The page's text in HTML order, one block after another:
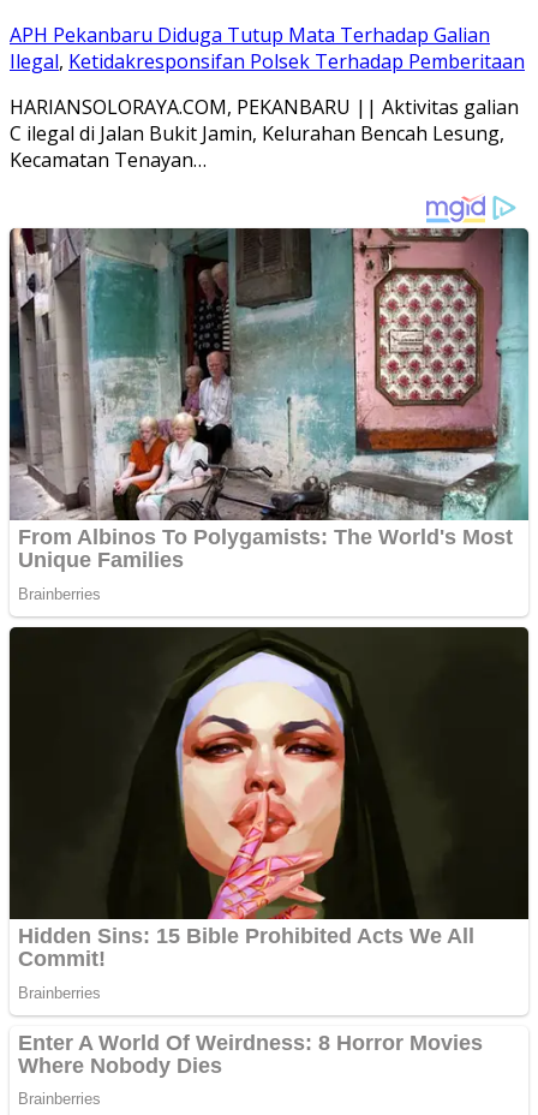
APH Pekanbaru Diduga Tutup Mata Terhadap Galian
Ilegal, Ketidakresponsifan Polsek Terhadap Pemberitaan
HARIANSOLORAYA.COM, PEKANBARU || Aktivitas galian
C ilegal di Jalan Bukit Jamin, Kelurahan Bencah Lesung,
Kecamatan Tenayan…